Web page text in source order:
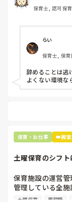
保護者子どもの
今で言う不適切
仕方ないよね
もう何も言わずに
子どもの言いな
などいう意見で…
上の先生に相談
最後の職場にし
辞めることは逃げ
います
保育士, 認可保
らい
保育士, 保育
辞めることは逃
よくない環境な
保育・お仕事 👑殿
土曜保育のシフ
保育施設の運営管
管理している全
曜保育だけは入
土曜保育 管理職